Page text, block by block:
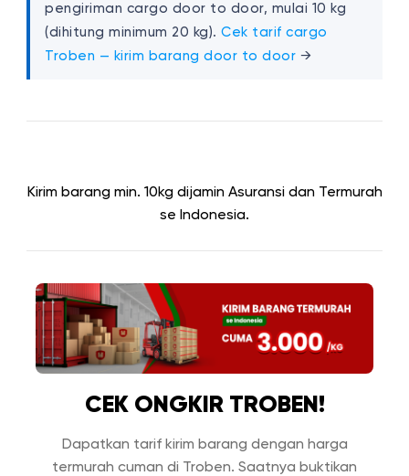
pengiriman cargo door to door, mulai 10 kg
(dihitung minimum 20 kg).Cek tarif cargo
Troben — kirim barang door to door →
Kirim barang min. 10kg dijamin Asuransi dan Termurah
se Indonesia.
CEK ONGKIR TROBEN!
Dapatkan tarif kirim barang dengan harga
termurah cuman di Troben. Saatnya buktikan